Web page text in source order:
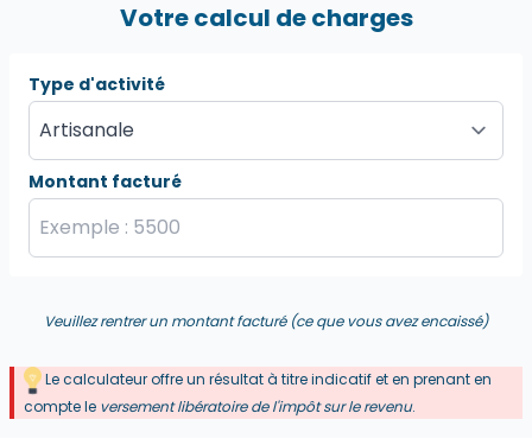
Votre calcul de charges
Type d'activité
Montant facturé
Veuillez rentrer un montant facturé (ce que vous avez encaissé)
Le calculateur offre un résultat à titre indicatif et en prenant en
compte le versement libératoire de l'impôt sur le revenu.